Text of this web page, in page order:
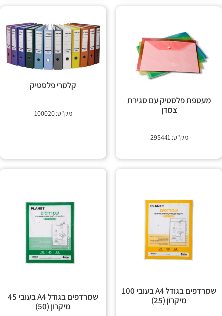
מעטפת פלסטיק עם סגירת
צמדן
מק"ט: 295441
קלסרי פלסטיק
מק"ט: 100020
שמרדפים בגודל A4 בעובי 100
מיקרון (25)
שמרדפים בגודל A4 בעובי 45
מיקרון (50)